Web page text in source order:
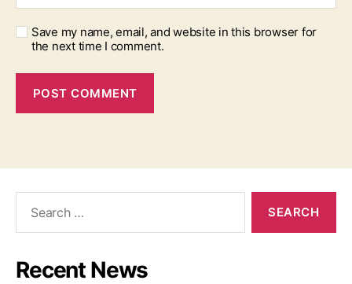
Save my name, email, and website in this browser for
the next time I comment.
Recent News